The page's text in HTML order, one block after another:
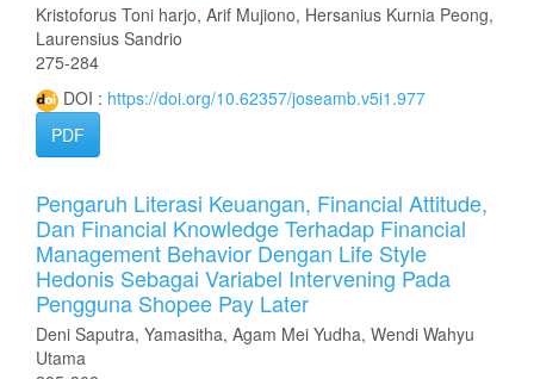
Kristoforus Toni harjo, Arif Mujiono, Hersanius Kurnia Peong,
Laurensius Sandrio
275-284
DOI : https://doi.org/10.62357/joseamb.v5i1.977
PDF
Pengaruh Literasi Keuangan, Financial Attitude,
Dan Financial Knowledge Terhadap Financial
Management Behavior Dengan Life Style
Hedonis Sebagai Variabel Intervening Pada
Pengguna Shopee Pay Later
Deni Saputra, Yamasitha, Agam Mei Yudha, Wendi Wahyu
Utama